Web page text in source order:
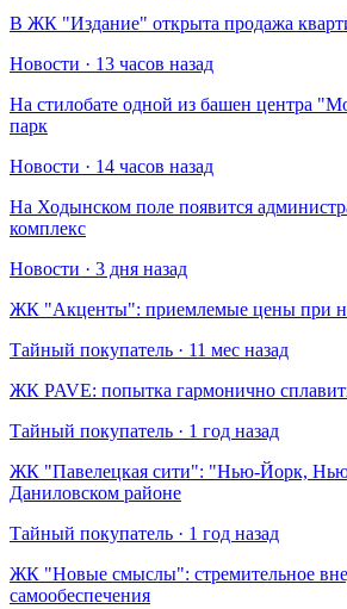
В ЖК "Издание" открыта продажа
Новости · 13 часов назад
На стилобате одной из башен центра
парк
Новости · 14 часов назад
На Ходынском поле появится
комплекс
Новости · 3 дня назад
​ЖК "Акценты": приемлемые цены при
Тайный покупатель · 11 мес назад
​ЖК PAVE: попытка гармонично
Тайный покупатель · 1 год назад
​ЖК "Павелецкая сити": "Нью-Йорк,
Даниловском районе
Тайный покупатель · 1 год назад
​ЖК "Новые смыслы": стремительное
самообеспечения